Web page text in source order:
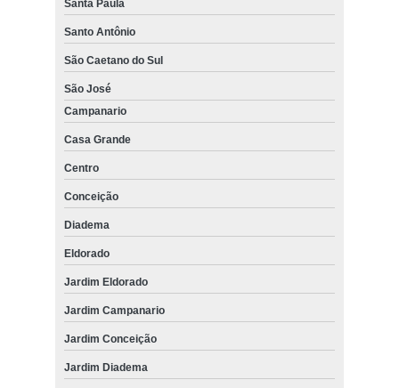
Santa Paula
Santo Antônio
São Caetano do Sul
São José
Campanario
Casa Grande
Centro
Conceição
Diadema
Eldorado
Jardim Eldorado
Jardim Campanario
Jardim Conceição
Jardim Diadema